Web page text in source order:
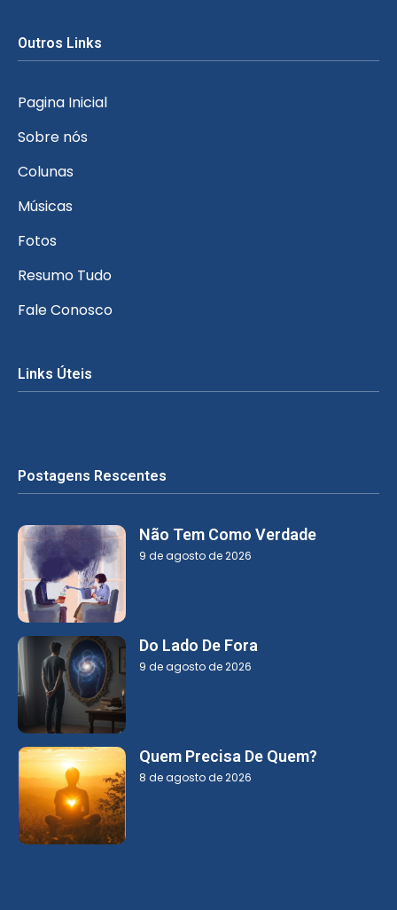
Outros Links
Pagina Inicial
Sobre nós
Colunas
Músicas
Fotos
Resumo Tudo
Fale Conosco
Links Úteis
Postagens Rescentes
Não Tem Como Verdade
9 de agosto de 2026
Do Lado De Fora
9 de agosto de 2026
Quem Precisa De Quem?
8 de agosto de 2026